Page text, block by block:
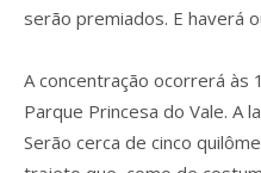
serão premiados. E haverá
A concentração ocorrerá às
Parque Princesa do Vale. A
Serão cerca de cinco